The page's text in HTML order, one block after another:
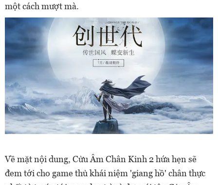
một cách mượt mà.
Về mặt nội dung, Cửu Âm Chân Kinh 2 hứa hẹn sẽ
đem tới cho game thủ khái niệm 'giang hồ' chân thực